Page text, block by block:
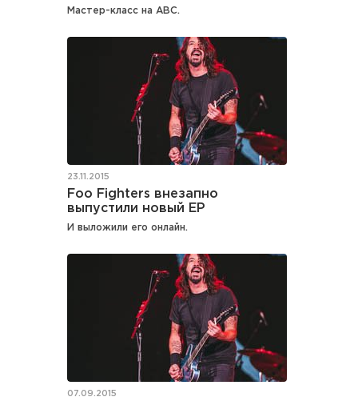
Мастер-класс на ABC.
23.11.2015
Foo Fighters внезапно
выпустили новый EP
И выложили его онлайн.
07.09.2015